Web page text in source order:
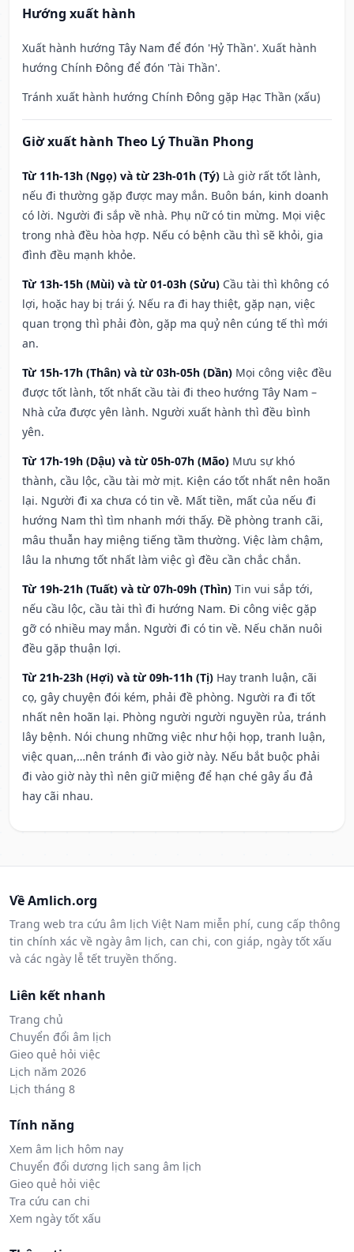
Hướng xuất hành
Xuất hành hướng Tây Nam để đón 'Hỷ Thần'. Xuất hành
hướng Chính Đông để đón 'Tài Thần'.
Tránh xuất hành hướng Chính Đông gặp Hạc Thần (xấu)
Giờ xuất hành Theo Lý Thuần Phong
Từ 11h-13h (Ngọ) và từ 23h-01h (Tý) Là giờ rất tốt lành,
nếu đi thường gặp được may mắn. Buôn bán, kinh doanh
có lời. Người đi sắp về nhà. Phụ nữ có tin mừng. Mọi việc
trong nhà đều hòa hợp. Nếu có bệnh cầu thì sẽ khỏi, gia
đình đều mạnh khỏe.
Từ 13h-15h (Mùi) và từ 01-03h (Sửu) Cầu tài thì không có
lợi, hoặc hay bị trái ý. Nếu ra đi hay thiệt, gặp nạn, việc
quan trọng thì phải đòn, gặp ma quỷ nên cúng tế thì mới
an.
Từ 15h-17h (Thân) và từ 03h-05h (Dần) Mọi công việc đều
được tốt lành, tốt nhất cầu tài đi theo hướng Tây Nam –
Nhà cửa được yên lành. Người xuất hành thì đều bình
yên.
Từ 17h-19h (Dậu) và từ 05h-07h (Mão) Mưu sự khó
thành, cầu lộc, cầu tài mờ mịt. Kiện cáo tốt nhất nên hoãn
lại. Người đi xa chưa có tin về. Mất tiền, mất của nếu đi
hướng Nam thì tìm nhanh mới thấy. Đề phòng tranh cãi,
mâu thuẫn hay miệng tiếng tầm thường. Việc làm chậm,
lâu la nhưng tốt nhất làm việc gì đều cần chắc chắn.
Từ 19h-21h (Tuất) và từ 07h-09h (Thìn) Tin vui sắp tới,
nếu cầu lộc, cầu tài thì đi hướng Nam. Đi công việc gặp
gỡ có nhiều may mắn. Người đi có tin về. Nếu chăn nuôi
đều gặp thuận lợi.
Từ 21h-23h (Hợi) và từ 09h-11h (Tị) Hay tranh luận, cãi
cọ, gây chuyện đói kém, phải đề phòng. Người ra đi tốt
nhất nên hoãn lại. Phòng người người nguyền rủa, tránh
lây bệnh. Nói chung những việc như hội họp, tranh luận,
việc quan,…nên tránh đi vào giờ này. Nếu bắt buộc phải
đi vào giờ này thì nên giữ miệng để hạn ché gây ẩu đả
hay cãi nhau.
Về Amlich.org
Trang web tra cứu âm lịch Việt Nam miễn phí, cung cấp thông
tin chính xác về ngày âm lịch, can chi, con giáp, ngày tốt xấu
và các ngày lễ tết truyền thống.
Liên kết nhanh
Trang chủ
Chuyển đổi âm lịch
Gieo quẻ hỏi việc
Lịch năm 2026
Lịch tháng 8
Tính năng
Xem âm lịch hôm nay
Chuyển đổi dương lịch sang âm lịch
Gieo quẻ hỏi việc
Tra cứu can chi
Xem ngày tốt xấu